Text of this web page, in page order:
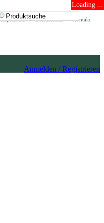
Loading ...
Kontakt
Datenschutz
Impressum
Anmelden / Registrieren